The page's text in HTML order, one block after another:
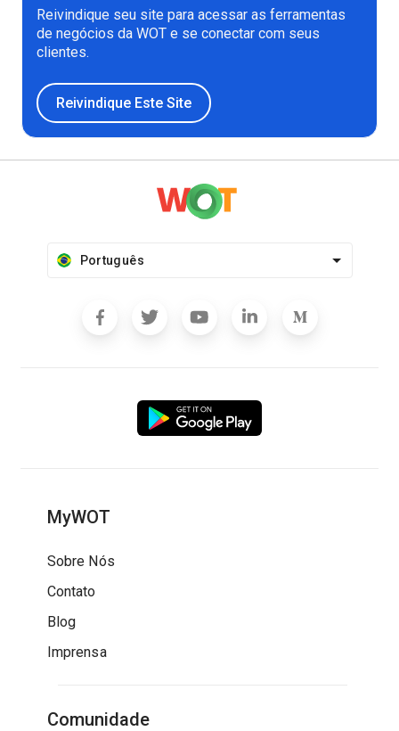
Reivindique seu site para acessar as ferramentas
de negócios da WOT e se conectar com seus
clientes.
Reivindique Este Site
Português
MyWOT
Sobre Nós
Contato
Blog
Imprensa
Comunidade